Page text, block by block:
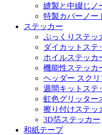
縫製と中綴じノ
特製カバーノー
ステッカー
ぷっくりステッ
ダイカットステ
ホイルステッカ
機能性ステッカ
ヘッダー スク
週間キットステ
虹色グリッター
擦り付けステッ
3D箔ステッカー
和紙テープ